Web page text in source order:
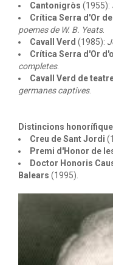
Cantonigròs (1955):
Crítica Serra d'Or
poemes de W. B. Yeats.
Cavall Verd (1985):
Crítica Serra d'Or
completes.
Cavall Verd de
germanes captives.
Distincions
Creu de Sant Jordi
Premi d'Honor de
Doctor Honoris
Balears (1995).